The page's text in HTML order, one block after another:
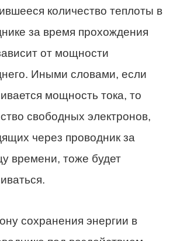
количество теплоты в
за время прохождения
от мощности
Иными словами, если
мощность тока, то
свободных электронов,
через проводник за
времени, тоже будет
сохранения энергии в